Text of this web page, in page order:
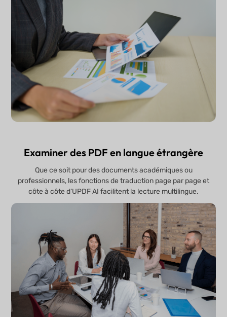
Examiner des PDF en langue étrangère
Que ce soit pour des documents académiques ou
professionnels, les fonctions de traduction page par page et
côte à côte d’UPDF AI facilitent la lecture multilingue.